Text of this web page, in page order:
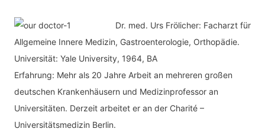
Dr. med. Urs Frölicher: Facharzt für
Allgemeine Innere Medizin, Gastroenterologie, Orthopädie.
Universität: Yale University, 1964, BA
Erfahrung: Mehr als 20 Jahre Arbeit an mehreren großen
deutschen Krankenhäusern und Medizinprofessor an
Universitäten. Derzeit arbeitet er an der Charité –
Universitätsmedizin Berlin.